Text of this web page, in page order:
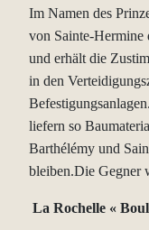
Im Namen des
von Sainte-Hermine
und erhält die
in den
liefern so
Barthélémy und
bleiben.Die Gegner
La Rochelle «